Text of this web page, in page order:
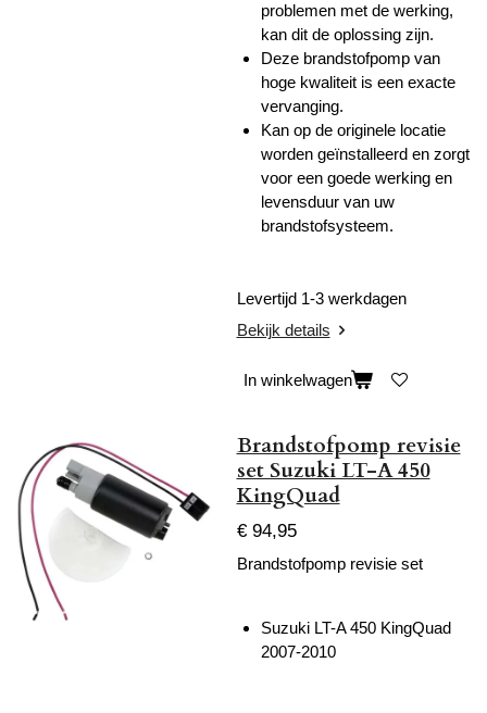
problemen met de werking,
kan dit de oplossing zijn.
Deze brandstofpomp van
hoge kwaliteit is een exacte
vervanging.
Kan op de originele locatie
worden geïnstalleerd en zorgt
voor een goede werking en
levensduur van uw
brandstofsysteem.
Levertijd 1-3 werkdagen
Bekijk details
In winkelwagen
Brandstofpomp revisie
set Suzuki LT-A 450
KingQuad
€ 94,95
Brandstofpomp revisie set
Suzuki LT-A 450 KingQuad
2007-2010